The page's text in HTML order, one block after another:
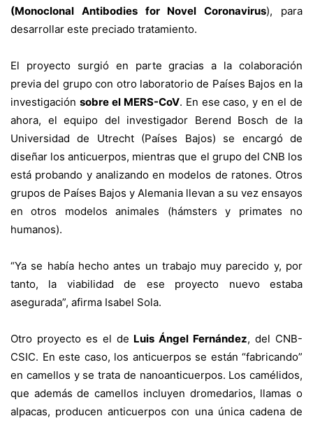
(Monoclonal Antibodies for Novel Coronavirus), para
desarrollar este preciado tratamiento.
El proyecto surgió en parte gracias a la colaboración
previa del grupo con otro laboratorio de Países Bajos en la
investigación sobre el MERS-CoV. En ese caso, y en el de
ahora, el equipo del investigador Berend Bosch de la
Universidad de Utrecht (Países Bajos) se encargó de
diseñar los anticuerpos, mientras que el grupo del CNB los
está probando y analizando en modelos de ratones. Otros
grupos de Países Bajos y Alemania llevan a su vez ensayos
en otros modelos animales (hámsters y primates no
humanos).
“Ya se había hecho antes un trabajo muy parecido y, por
tanto, la viabilidad de ese proyecto nuevo estaba
asegurada”, afirma Isabel Sola.
Otro proyecto es el de Luis Ángel Fernández, del CNB-
CSIC. En este caso, los anticuerpos se están “fabricando”
en camellos y se trata de nanoanticuerpos. Los camélidos,
que además de camellos incluyen dromedarios, llamas o
alpacas, producen anticuerpos con una única cadena de